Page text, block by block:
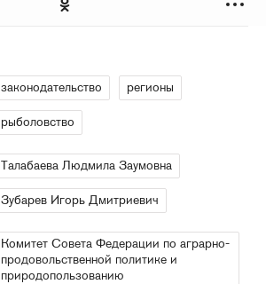
законодательство регионы
рыболовство
Талабаева Людмила Заумовна
Зубарев Игорь Дмитриевич
Комитет Совета Федерации по аграрно-
продовольственной политике и
природопользованию